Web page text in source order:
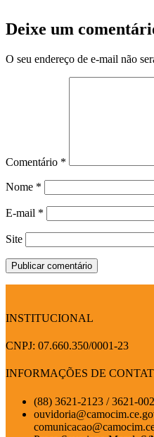
Deixe um
O seu endereço de e-mail não
Comentário *
Nome *
E-mail *
Site
INSTITUCIONAL
CNPJ: 07.660.350/0001-23
INFORMAÇÕES DE
(88) 3621-2123 / 3621-